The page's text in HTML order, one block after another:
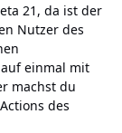
21, da ist der
Nutzer des
einmal mit
machst du
des